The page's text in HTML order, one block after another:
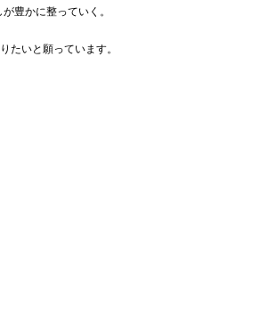
豊かに整っていく。
たいと願っています。